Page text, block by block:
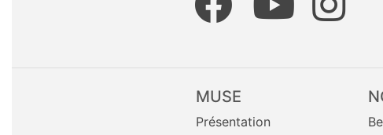
MUSE
Présentation